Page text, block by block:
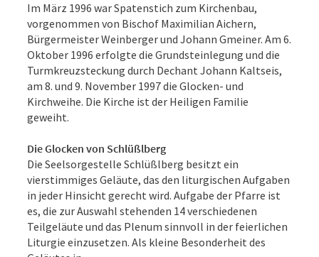
Im März 1996 war Spatenstich zum Kirchenbau,
vorgenommen von Bischof Maximilian Aichern,
Bürgermeister Weinberger und Johann Gmeiner. Am 6.
Oktober 1996 erfolgte die Grundsteinlegung und die
Turmkreuzsteckung durch Dechant Johann Kaltseis,
am 8. und 9. November 1997 die Glocken- und
Kirchweihe. Die Kirche ist der Heiligen Familie
geweiht.
Die Glocken von Schlüßlberg
Die Seelsorgestelle Schlüßlberg besitzt ein
vierstimmiges Geläute, das den liturgischen Aufgaben
in jeder Hinsicht gerecht wird. Aufgabe der Pfarre ist
es, die zur Auswahl stehenden 14 verschiedenen
Teilgeläute und das Plenum sinnvoll in der feierlichen
Liturgie einzusetzen. Als kleine Besonderheit des